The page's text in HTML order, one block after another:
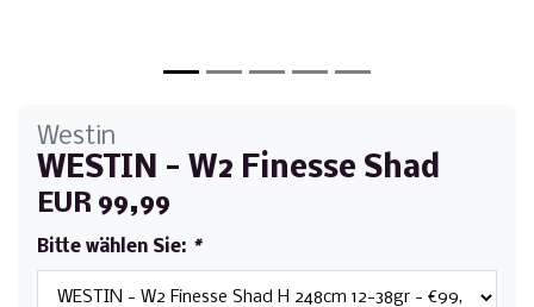
Westin
WESTIN - W2 Finesse Shad
EUR 99,99
Bitte wählen Sie: *